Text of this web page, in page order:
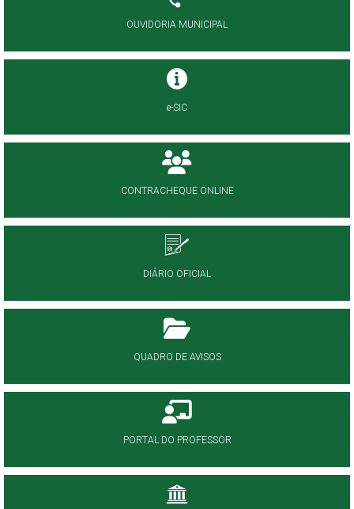
OUVIDORIA MUNICIPAL
e-SIC
CONTRACHEQUE ONLINE
DIÁRIO OFICIAL
QUADRO DE AVISOS
PORTAL DO PROFESSOR